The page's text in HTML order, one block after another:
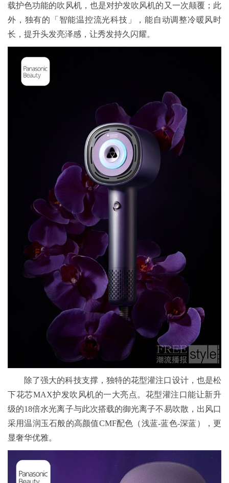
载护色功能的吹风机，也是对护发吹风机的又一次颠覆；此
外，独有的「智能温控流光科技」，能自动调整冷暖风时
长，提升头发亮泽感，让秀发持久闪耀。
除了强大的科技支撑，独特的花型灌注口设计，也是松
下花芯MAX护发吹风机的一大亮点。花型灌注口能让新升
级的18倍水光离子与此次搭载的御光离子不易吹散，出风口
采用温润玉石般的高颜值CMF配色（浅蓝-蓝色-深蓝），更
显奢华优雅。